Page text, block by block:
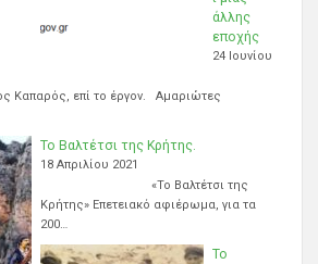
άλλης
εποχής
24 Ιουνίου
Καπαρός, επί το έργον. Αμαριώτες
Το Βαλτέτσι της Κρήτης.
18 Απριλίου 2021
«Το Βαλτέτσι της
Κρήτης» Επετειακό αφιέρωμα, για τα
200…
Το